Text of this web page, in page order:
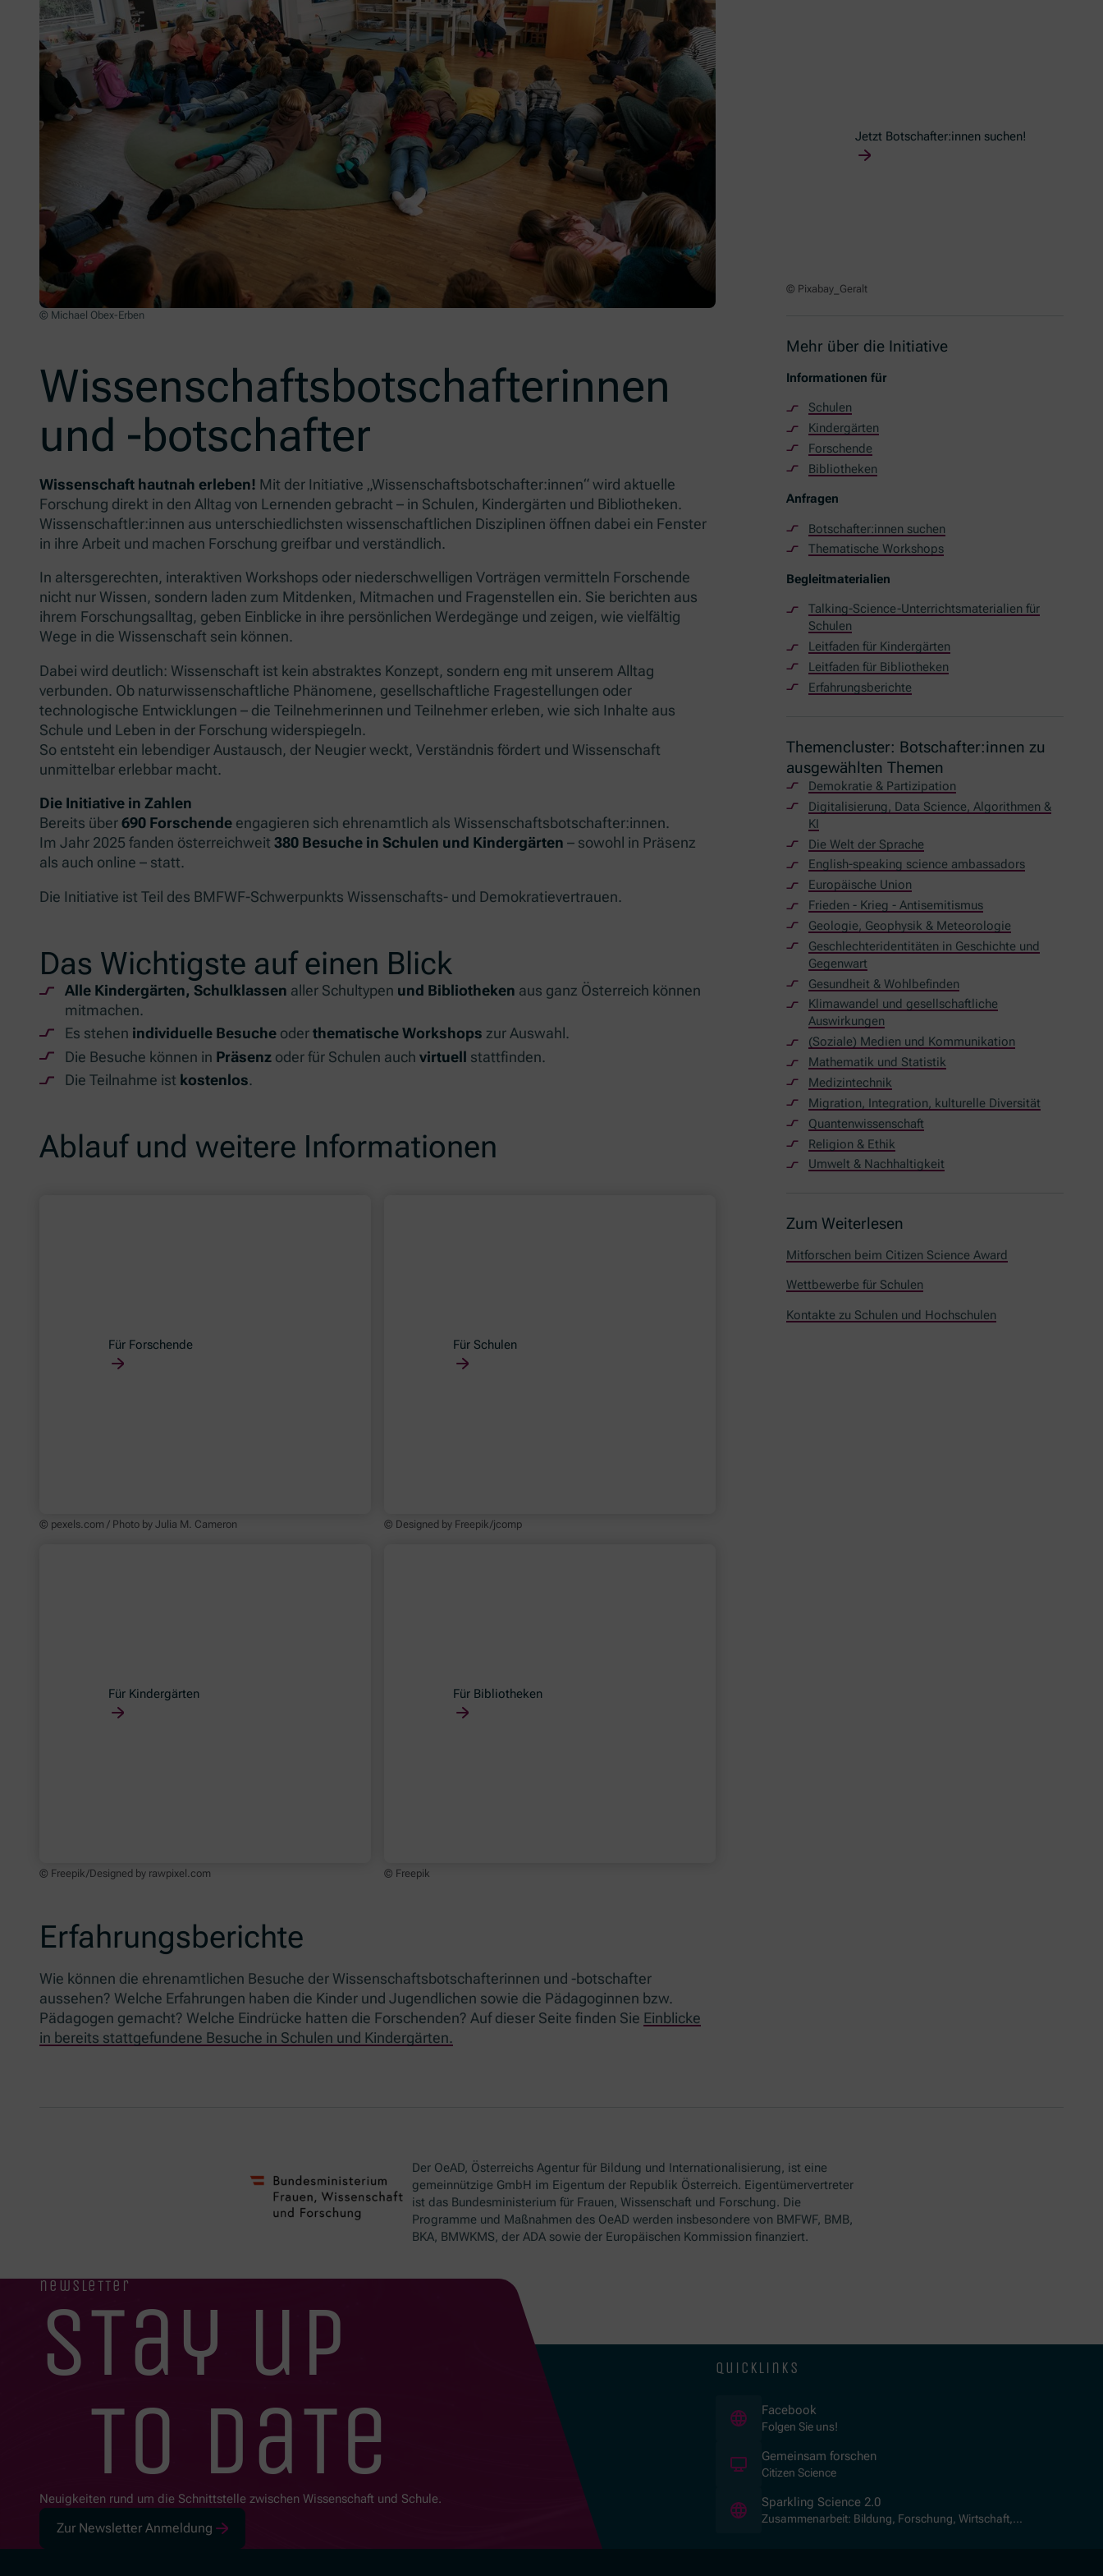
© Michael Obex-Erben
Wissenschaftsbotschafterinnen
und -botschafter
Wissenschaft hautnah erleben! Mit der Initiative „Wissenschaftsbotschafter:innen“ wird aktuelle
Forschung direkt in den Alltag von Lernenden gebracht – in Schulen, Kindergärten und Bibliotheken.
Wissenschaftler:innen aus unterschiedlichsten wissenschaftlichen Disziplinen öffnen dabei ein Fenster
in ihre Arbeit und machen Forschung greifbar und verständlich.
In altersgerechten, interaktiven Workshops oder niederschwelligen Vorträgen vermitteln Forschende
nicht nur Wissen, sondern laden zum Mitdenken, Mitmachen und Fragenstellen ein. Sie berichten aus
ihrem Forschungsalltag, geben Einblicke in ihre persönlichen Werdegänge und zeigen, wie vielfältig
Wege in die Wissenschaft sein können.
Dabei wird deutlich: Wissenschaft ist kein abstraktes Konzept, sondern eng mit unserem Alltag
verbunden. Ob naturwissenschaftliche Phänomene, gesellschaftliche Fragestellungen oder
technologische Entwicklungen – die Teilnehmerinnen und Teilnehmer erleben, wie sich Inhalte aus
Schule und Leben in der Forschung widerspiegeln.
So entsteht ein lebendiger Austausch, der Neugier weckt, Verständnis fördert und Wissenschaft
unmittelbar erlebbar macht.
Die Initiative in Zahlen
Bereits über 690 Forschende engagieren sich ehrenamtlich als Wissenschaftsbotschafter:innen.
Im Jahr 2025 fanden österreichweit 380 Besuche in Schulen und Kindergärten – sowohl in Präsenz
als auch online – statt.
Die Initiative ist Teil des BMFWF-Schwerpunkts Wissenschafts- und Demokratievertrauen.
Das Wichtigste auf einen Blick
Alle Kindergärten, Schulklassen aller Schultypen und Bibliotheken aus ganz Österreich können
mitmachen.
Es stehen individuelle Besucheoder thematische Workshops zur Auswahl.
Die Besuche können in Präsenz oder für Schulen auch virtuell stattfinden.
Die Teilnahme ist kostenlos.
Ablauf und weitere Informationen
Für Forschende
© pexels.com / Photo by Julia M. Cameron
Für Schulen
© Designed by Freepik/jcomp
Für Kindergärten
© Freepik/Designed by rawpixel.com
Für Bibliotheken
© Freepik
Erfahrungsberichte
Wie können die ehrenamtlichen Besuche der Wissenschaftsbotschafterinnen und -botschafter
aussehen? Welche Erfahrungen haben die Kinder und Jugendlichen sowie die Pädagoginnen bzw.
Pädagogen gemacht? Welche Eindrücke hatten die Forschenden? Auf dieser Seite finden Sie Einblicke
in bereits stattgefundene Besuche in Schulen und Kindergärten.
Jetzt Botschafter:innen suchen!
© Pixabay_Geralt
Mehr über die Initiative
Informationen für
Schulen
Kindergärten
Forschende
Bibliotheken
Anfragen
Botschafter:innen suchen
Thematische Workshops
Begleitmaterialien
Talking-Science-Unterrichtsmaterialien für
Schulen
Leitfaden für Kindergärten
Leitfaden für Bibliotheken
Erfahrungsberichte
Themencluster: Botschafter:innen zu
ausgewählten Themen
Demokratie & Partizipation
Digitalisierung, Data Science, Algorithmen &
KI
Die Welt der Sprache
English-speaking science ambassadors
Europäische Union
Frieden - Krieg - Antisemitismus
Geologie, Geophysik & Meteorologie
Geschlechteridentitäten in Geschichte und
Gegenwart
Gesundheit & Wohlbefinden
Klimawandel und gesellschaftliche
Auswirkungen
(Soziale) Medien und Kommunikation
Mathematik und Statistik
Medizintechnik
Migration, Integration, kulturelle Diversität
Quantenwissenschaft
Religion & Ethik
Umwelt & Nachhaltigkeit
Zum Weiterlesen
Mitforschen beim Citizen Science Award
Wettbewerbe für Schulen
Kontakte zu Schulen und Hochschulen
Der OeAD, Österreichs Agentur für Bildung und Internationalisierung, ist eine
gemeinnützige GmbH im Eigentum der Republik Österreich. Eigentümervertreter
ist das Bundesministerium für Frauen, Wissenschaft und Forschung. Die
Programme und Maßnahmen des OeAD werden insbesondere von BMFWF, BMB,
BKA, BMWKMS, der ADA sowie der Europäischen Kommission finanziert.
newsletter
stay up
to date
Neuigkeiten rund um die Schnittstelle zwischen Wissenschaft und Schule.
Zur Newsletter Anmeldung
quicklinks
Facebook
Folgen Sie uns!
Gemeinsam forschen(Öffnet in neuem Fenster)
Citizen Science
Sparkling Science 2.0(Öffnet in neuem Fenster)
Zusammenarbeit: Bildung, Forschung, Wirtschaft,